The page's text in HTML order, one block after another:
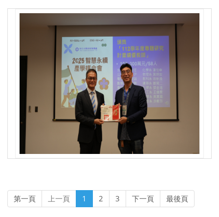
第一頁 上一頁 1 2 3 下一頁 最後頁